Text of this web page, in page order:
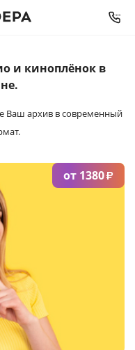
и киноплёнокв
Ваш архив в современный
от 1380₽